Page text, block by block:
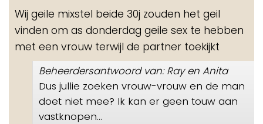
Wij geile mixstel beide 30j zouden het geil
vinden om as donderdag geile sex te hebben
met een vrouw terwijl de partner toekijkt
Beheerdersantwoord van: Ray en Anita
Dus jullie zoeken vrouw-vrouw en de man
doet niet mee? Ik kan er geen touw aan
vastknopen...